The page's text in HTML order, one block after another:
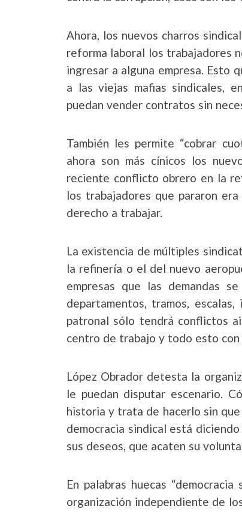
Ahora, los nuevos charros
reforma laboral los trabajadores
ingresar a alguna empresa. Esto
a las viejas mafias sindicales,
puedan vender contratos sin
También les permite “cobrar
ahora son más cínicos los
reciente conflicto obrero en la
los trabajadores que pararon
derecho a trabajar.
La existencia de múltiples
la refinería o el del nuevo
empresas que las demandas
departamentos, tramos,
patronal sólo tendrá conflictos
centro de trabajo y todo esto
López Obrador detesta la
le puedan disputar escenario.
historia y trata de hacerlo sin
democracia sindical está
sus deseos, que acaten su
En palabras huecas
organización independiente de